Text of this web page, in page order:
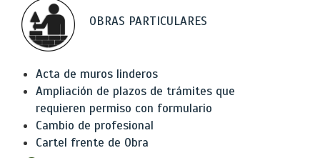
OBRAS PARTICULARES
Acta de muros linderos
Ampliación de plazos de trámites que
requieren permiso con formulario
Cambio de profesional
Cartel frente de Obra